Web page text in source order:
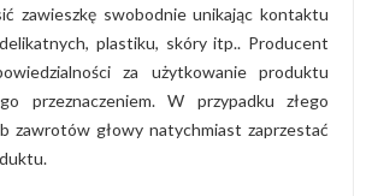
zawieszkę swobodnie unikając kontaktu
plastiku, skóry itp.. Producent
za użytkowanie produktu
przeznaczeniem. W przypadku złego
zawrotów głowy natychmiast zaprzestać